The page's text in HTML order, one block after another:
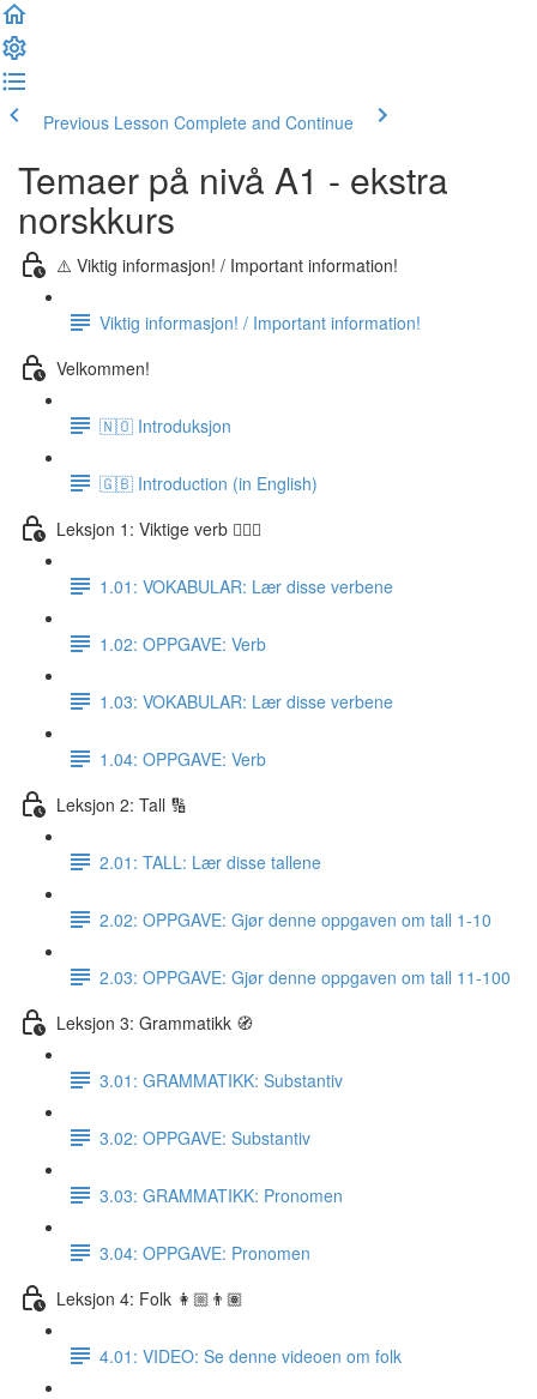
Previous Lesson Complete and Continue
Temaer på nivå A1 - ekstra
norskkurs
⚠️ Viktig informasjon! / Important information!
Viktig informasjon! / Important information!
Velkommen!
🇳🇴 Introduksjon
🇬🇧 Introduction (in English)
Leksjon 1: Viktige verb 🏃🏻‍♀️
1.01: VOKABULAR: Lær disse verbene
1.02: OPPGAVE: Verb
1.03: VOKABULAR: Lær disse verbene
1.04: OPPGAVE: Verb
Leksjon 2: Tall 🔢
2.01: TALL: Lær disse tallene
2.02: OPPGAVE: Gjør denne oppgaven om tall 1-10
2.03: OPPGAVE: Gjør denne oppgaven om tall 11-100
Leksjon 3: Grammatikk 🧭
3.01: GRAMMATIKK: Substantiv
3.02: OPPGAVE: Substantiv
3.03: GRAMMATIKK: Pronomen
3.04: OPPGAVE: Pronomen
Leksjon 4: Folk 👩🏼👨🏽
4.01: VIDEO: Se denne videoen om folk